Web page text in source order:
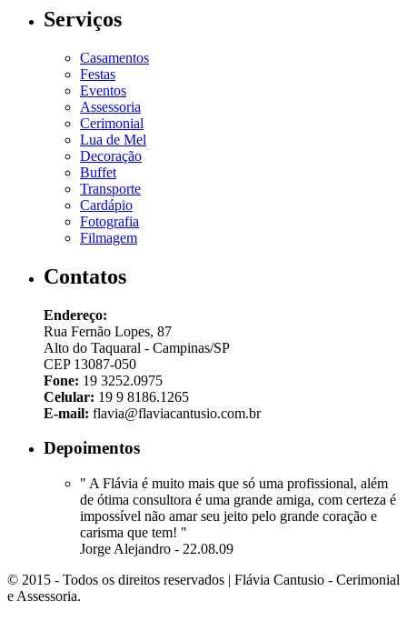
Serviços
Casamentos
Festas
Eventos
Assessoria
Cerimonial
Lua de Mel
Decoração
Buffet
Transporte
Cardápio
Fotografia
Filmagem
Contatos
Endereço:
Rua Fernão Lopes, 87
Alto do Taquaral - Campinas/SP
CEP 13087-050
Fone: 19 3252.0975
Celular: 19 9 8186.1265
E-mail: flavia@flaviacantusio.com.br
Depoimentos
" A Flávia é muito mais que só uma profissional, além
de ótima consultora é uma grande amiga, com certeza é
impossível não amar seu jeito pelo grande coração e
carisma que tem! "
Jorge Alejandro - 22.08.09
© 2015 - Todos os direitos reservados | Flávia Cantusio - Cerimonial
e Assessoria.